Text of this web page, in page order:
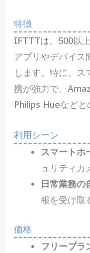
特徴
IFTTTは、500以
アプリやデバイス
します。特に、
携が強力で、
Philips Hueなどと
利用シーン
スマートホ
ュリティカ
日常業務の
報を受け取
価格
フリープラ